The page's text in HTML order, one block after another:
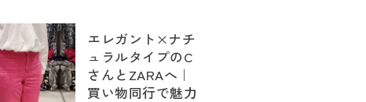
エレガント×ナチ
ュラルタイプのC
さんとZARAへ｜
買い物同行で魅力